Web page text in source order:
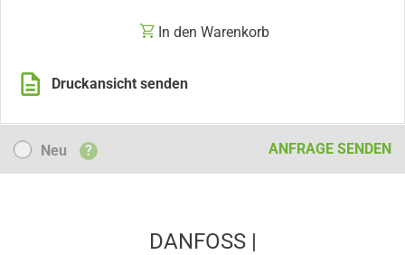
In den Warenkorb
Druckansicht senden
NeuNeu ? ANFRAGE SENDEN
DANFOSS |